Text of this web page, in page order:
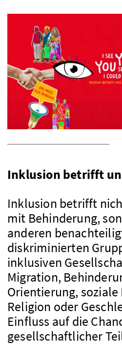
Inklusion betrifft
Inklusion betrifft
mit Behinderung,
anderen
diskriminierten
inklusiven
Migration,
Orientierung,
Religion oder
Einfluss auf die
gesellschaftlicher